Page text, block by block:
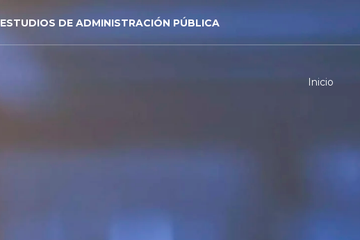
ESTUDIOS DE ADMINISTRACIÓN PÚBLICA
Inicio